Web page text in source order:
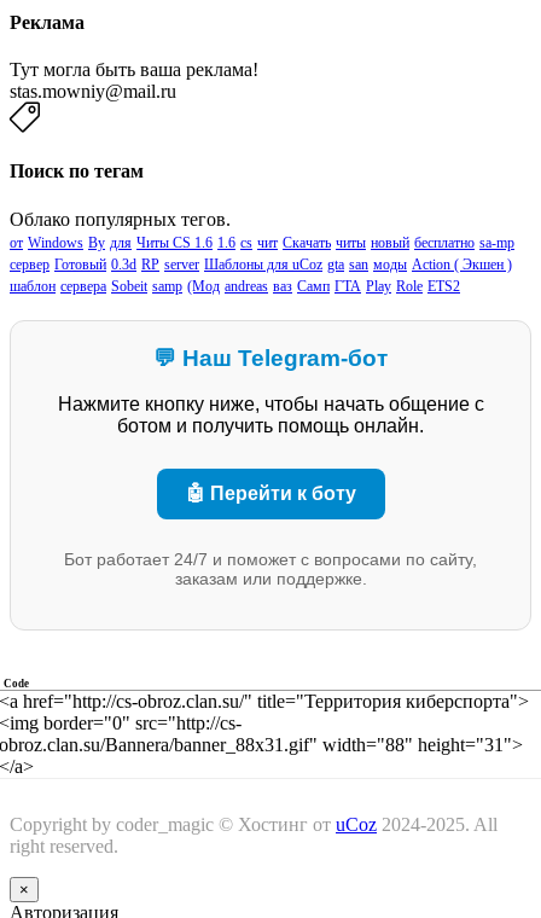
Реклама
Тут могла быть ваша реклама!
stas.mowniy@mail.ru
Поиск по тегам
Облако популярных тегов.
от Windows By для Читы CS 1.6 1.6 cs чит Скачать читы новый бесплатно sa-mp
сервер Готовый 0.3d RP server Шаблоны для uCoz gta san моды Action ( Экшен )
шаблон сервера Sobeit samp (Мод andreas ваз Самп ГТА Play Role ETS2
💬 Наш Telegram-бот
Нажмите кнопку ниже, чтобы начать общение с
ботом и получить помощь онлайн.
🤖 Перейти к боту
Бот работает 24/7 и поможет с вопросами по сайту,
заказам или поддержке.
Code
<a href="http://cs-obroz.clan.su/" title="Территория киберспорта">
<img border="0" src="http://cs-
obroz.clan.su/Bannera/banner_88x31.gif" width="88" height="31">
</a>
Copyright by coder_magic © Хостинг от uCoz 2024-2025. All
right reserved.
×
Авторизация